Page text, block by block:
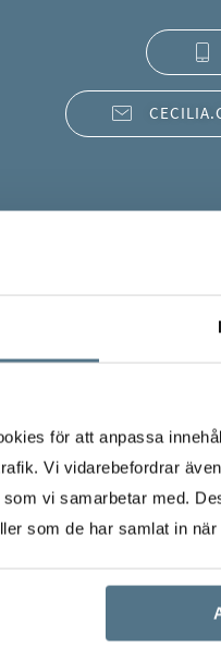
för att anpassa
Vi vidarebefordrar
vi samarbetar med.
som de har samlat in
Start Våra